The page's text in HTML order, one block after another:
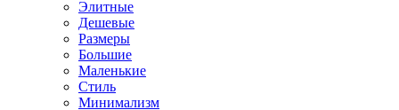
Элитные
Дешевые
Размеры
Большие
Маленькие
Стиль
Минимализм